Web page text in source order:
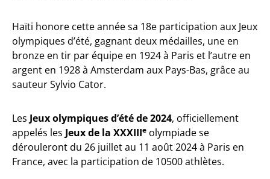
Haïti honore cette année sa 18e participation aux Jeux
olympiques d’été, gagnant deux médailles, une en
bronze en tir par équipe en 1924 à Paris et l’autre en
argent en 1928 à Amsterdam aux Pays-Bas, grâce au
sauteur Sylvio Cator.
Les Jeux olympiques d’été de 2024, officiellement
appelés les Jeux de la XXXIIIe olympiade se
dérouleront du 26 juillet au 11 août 2024 à Paris en
France, avec la participation de 10500 athlètes.